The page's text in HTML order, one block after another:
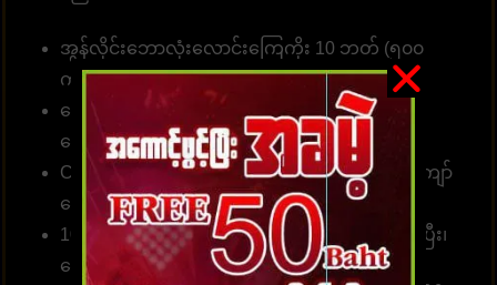
အွန်လိုင်းဘောလုံးလောင်းကြေကိုး 10 ဘတ် (၅၀၀
ကျပ် )မှစတင်နိုင်။
လောင်းကစား၊ အားကစားဂိမ်းများ၊ ကာစီနိုများ၊ စ
လော့များအတွက်ဝန်ဆောင်မှုလင့်ခ်။
Customer တစ်ဦးတည်းသည် ဂိမ်းပေါင်း 1၀00 ကျော်
လောင်းကစားနိုင်သည်။
10 စက္ကန့်အတွင်း တော်တို စနစ်ဖြင့် လျှောက်ထားပြီး၊
ငွေသွင်း၊ ငွေထုတ်နိုင်ပါတယ်။